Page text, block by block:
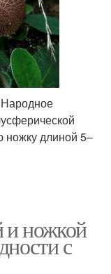
длиной 5–
и ножкой
с